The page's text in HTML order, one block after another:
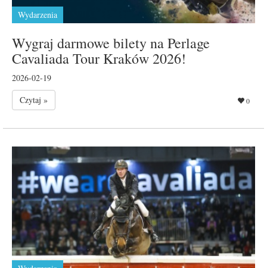
Wydarzenia
Wygraj darmowe bilety na Perlage
Cavaliada Tour Kraków 2026!
2026-02-19
Czytaj »
0